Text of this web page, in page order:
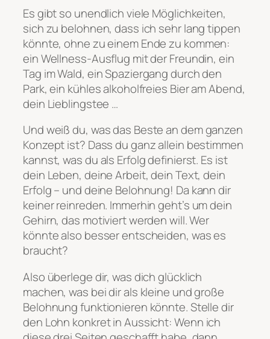
Es gibt so unendlich viele Möglichkeiten,
sich zu belohnen, dass ich sehr lang tippen
könnte, ohne zu einem Ende zu kommen:
ein Wellness-Ausflug mit der Freundin, ein
Tag im Wald, ein Spaziergang durch den
Park, ein kühles alkoholfreies Bier am Abend,
dein Lieblingstee …
Und weiß du, was das Beste an dem ganzen
Konzept ist? Dass du ganz allein bestimmen
kannst, was du als Erfolg definierst. Es ist
dein Leben, deine Arbeit, dein Text, dein
Erfolg – und deine Belohnung! Da kann dir
keiner reinreden. Immerhin geht’s um dein
Gehirn, das motiviert werden will. Wer
könnte also besser entscheiden, was es
braucht?
Also überlege dir, was dich glücklich
machen, was bei dir als kleine und große
Belohnung funktionieren könnte. Stelle dir
den Lohn konkret in Aussicht:Wenn ich